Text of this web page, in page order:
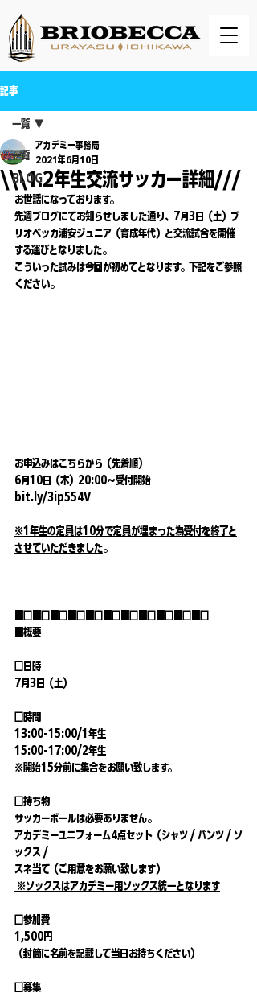
記事
一覧
BLOG
一覧
\\\1.2年生交流サッカー詳細///
アカデミー事務局
2021年6月10日
お世話になっております。
先週ブログにてお知らせしました通り、7月3日（土）ブ
リオベッカ浦安ジュニア（育成年代）と交流試合を開催
する運びとなりました。
こういった試みは今回が初めてとなります。下記をご参照
ください。
お申込みはこちらから（先着順）
6月10日（木）20:00〜受付開始
bit.ly/3ip554V
※1年生の定員は10分で定員が埋まった為受付を終了と
させていただきました。
■□■□■□■□■□■□■□■□■□■□■□
■概要
□日時
7月3日（土）
□時間
13:00-15:00/1年生
15:00-17:00/2年生
※開始15分前に集合をお願い致します。
□持ち物
サッカーボールは必要ありません。
アカデミーユニフォーム4点セット（シャツ / パンツ / ソ
ックス /
スネ当て（ご用意をお願い致します）
※ソックスはアカデミー用ソックス統一となります
□参加費
1,500円
（封筒に名前を記載して当日お持ちください）
□募集